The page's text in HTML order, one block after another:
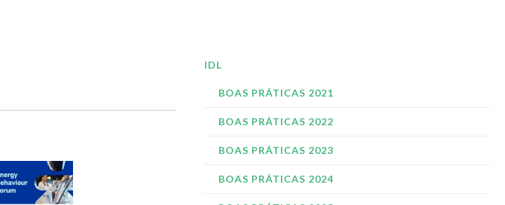
IDL
BOAS PRÁTICAS 2021
BOAS PRÁTICAS 2022
BOAS PRÁTICAS 2023
BOAS PRÁTICAS 2024